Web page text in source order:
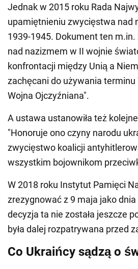
Jednak w 2015 roku Rada
upamiętnieniu zwycięstwa nad
1939-1945. Dokument ten
nad nazizmem w II wojnie
konfrontacji między Unią a
zachęcani do używania
Wojna Ojczyźniana".
A ustawa ustanowiła też
"Honoruje ono czyny narodu
zwycięstwo koalicji
wszystkim bojownikom
W 2018 roku Instytut Pamięci
zrezygnować z 9 maja jako
decyzja ta nie została jeszcze
była dalej rozpatrywana przed
Co Ukraińcy sądzą o